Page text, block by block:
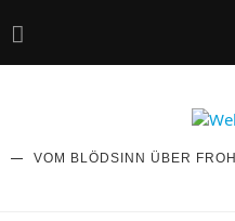
VOM BLÖDSINN ÜBER